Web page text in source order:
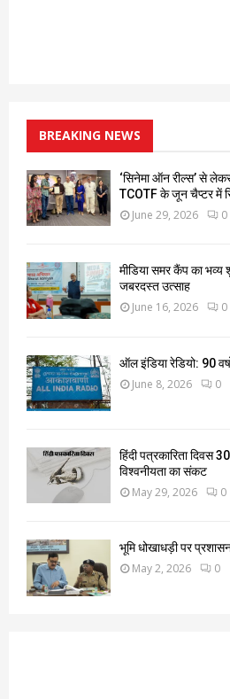
BREAKING NEWS
‘सिनेमा ऑन रील्स’ से
TCOTF के जून चैप्टर में
June 29, 2026 0
मीडिया समर कैंप का भव्य
जबरदस्त उत्साह
June 16, 2026 0
ऑल इंडिया रेडियो: 90
June 8, 2026 0
हिंदी पत्रकारिता दिवस
विश्वनीयता का संकट
May 29, 2026 0
भूमि धोखाधड़ी पर
May 2, 2026 0